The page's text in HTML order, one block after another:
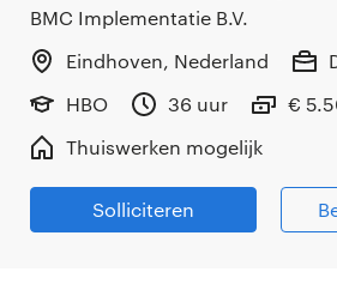
BMC Implementatie B.V.
Eindhoven, Nederland
HBO
36 uur
€
Thuiswerken mogelijk
Solliciteren